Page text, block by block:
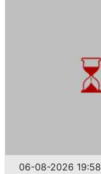
06-08-2026 19:58